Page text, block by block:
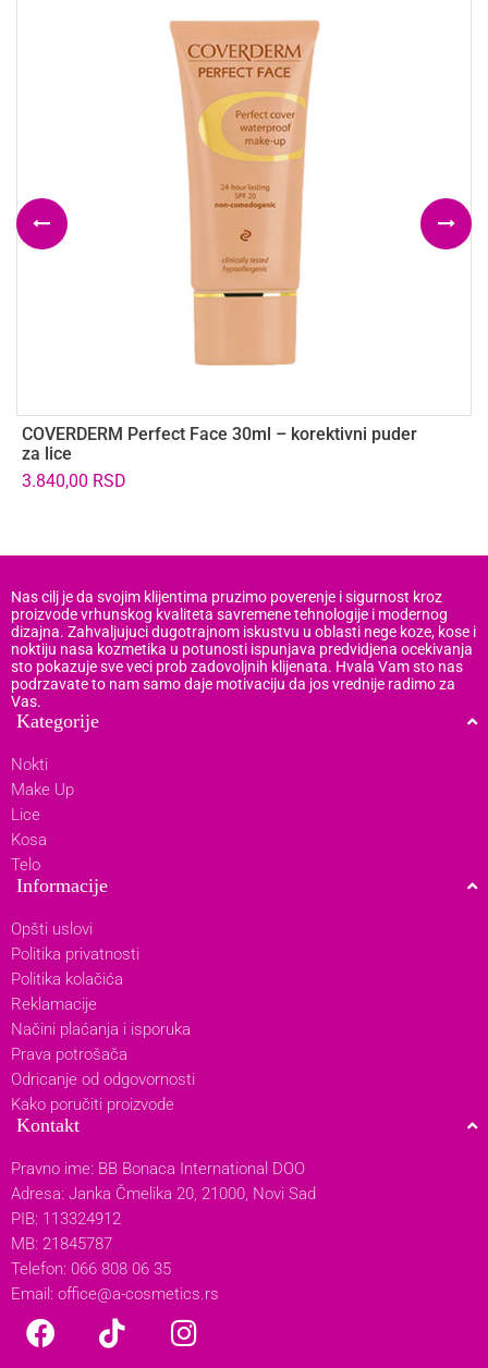
COVERDERM Perfect Face 30ml – korektivni puder
za lice
3.840,00 RSD
Nas cilj je da svojim klijentima pruzimo poverenje i sigurnost kroz
proizvode vrhunskog kvaliteta savremene tehnologije i modernog
dizajna. Zahvaljujuci dugotrajnom iskustvu u oblasti nege koze, kose i
noktiju nasa kozmetika u potunosti ispunjava predvidjena ocekivanja
sto pokazuje sve veci prob zadovoljnih klijenata. Hvala Vam sto nas
podrzavate to nam samo daje motivaciju da jos vrednije radimo za
Vas.
Kategorije
Nokti
Make Up
Lice
Kosa
Telo
Informacije
Opšti uslovi
Politika privatnosti
Politika kolačića
Reklamacije
Načini plaćanja i isporuka
Prava potrošača
Odricanje od odgovornosti
Kako poručiti proizvode
Kontakt
Pravno ime: BB Bonaca International DOO
Adresa: Janka Čmelika 20, 21000, Novi Sad
PIB: 113324912
MB: 21845787
Telefon: 066 808 06 35
Email: office@a-cosmetics.rs